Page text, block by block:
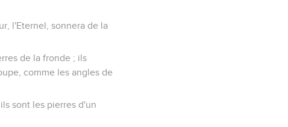
l'Eternel, sonnera de la
de la fronde ; ils
comme les angles de
sont les pierres d'un